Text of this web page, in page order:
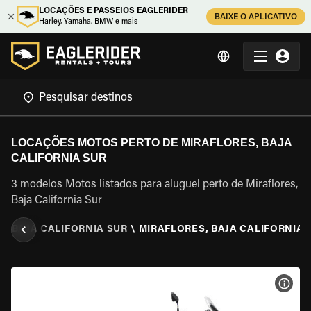
LOCAÇÕES E PASSEIOS EAGLERIDER
Harley, Yamaha, BMW e mais
BAIXE O APLICATIVO
LOCAÇÕES MOTOS PERTO DE MIRAFLORES, BAJA
CALIFORNIA SUR
3 modelos Motos listados para aluguel perto de Miraflores,
Baja California Sur
BAJA CALIFORNIA SUR \ MIRAFLORES, BAJA CALIFORNIA
VER